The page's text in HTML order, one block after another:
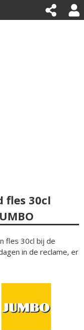
fles 30cl
fles 30cl bij de
in de reclame, er